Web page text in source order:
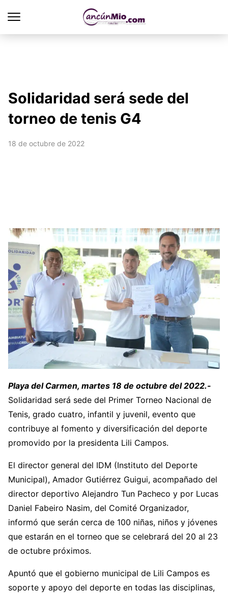
Solidaridad será sede del
torneo de tenis G4
18 de octubre de 2022
Playa del Carmen, martes 18 de octubre del 2022.-
Solidaridad será sede del Primer Torneo Nacional de
Tenis, grado cuatro, infantil y juvenil, evento que
contribuye al fomento y diversificación del deporte
promovido por la presidenta Lili Campos.
El director general del IDM (Instituto del Deporte
Municipal), Amador Gutiérrez Guigui, acompañado del
director deportivo Alejandro Tun Pacheco y por Lucas
Daniel Fabeiro Nasim, del Comité Organizador,
informó que serán cerca de 100 niñas, niños y jóvenes
que estarán en el torneo que se celebrará del 20 al 23
de octubre próximos.
Apuntó que el gobierno municipal de Lili Campos es
soporte y apoyo del deporte en todas las disciplinas,